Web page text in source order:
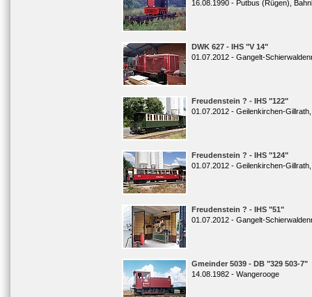
16.08.1990 - Putbus (Rügen),
DWK 627 - IHS "V 14"
01.07.2012 - Gangelt-
Freudenstein ? - IHS "122"
01.07.2012 - Geilenkirchen-
Freudenstein ? - IHS "124"
01.07.2012 - Geilenkirchen-
Freudenstein ? - IHS "51"
01.07.2012 - Gangelt-
Gmeinder 5039 - DB "329 503-7"
14.08.1982 - Wangerooge